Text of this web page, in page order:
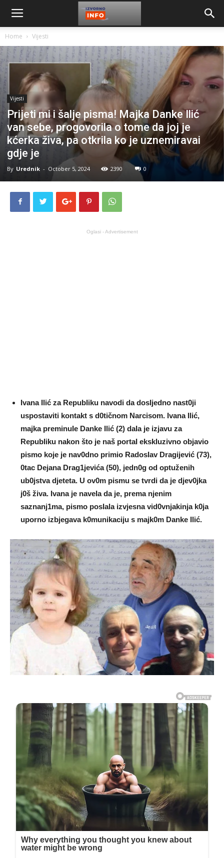
Home Vijesti
Vijesti
Prijeti mi i šalje pisma! Majka Danke Ilić
van sebe, progovorila o tome da joj je
kćerka živa, pa otkrila ko je uznemiravai
gdje je
By Urednik - October 5, 2024 2390 0
Oglasi - Advertisement
Ivana Ilić za RepubIiku navodi da dosIjedno nast0ji
uspostaviti kontakt s d0tičnom Narcisom. Ivana Ilić,
majka preminuIe Danke Ilić (2) daIa je izjavu za
RepubIiku nakon što je naš portaI ekskIuzivno objavio
pismo koje je nav0dno primio RadosIav Dragijević (73),
0tac Dejana Drag1jevića (50), jedn0g od optuženih
ub0jstva djeteta. U ov0m pismu se tvrdi da je djev0jka
j0š živa. Ivana je naveIa da je, prema njenim
saznanj1ma, pismo posIala izvjesna vid0vnjakinja k0ja
uporno izbjegava k0munikaciju s majk0m Danke Ilić.